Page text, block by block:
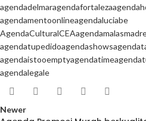
agendadelmaragendafortaleza
agendamentoonlineagendaluciabe
AgendaCulturalCEA
agendatupedidoagendashows
agendaistooemptyagendatime
agendalegale
Newer